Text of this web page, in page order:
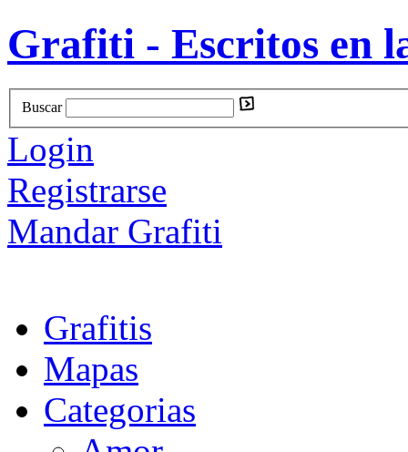
Grafiti - Escritos en
Buscar
Login
Registrarse
Mandar Grafiti
Grafitis
Mapas
Categorias